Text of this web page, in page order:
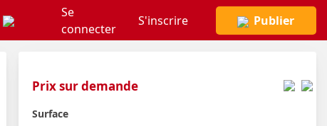
Se
connecter
S'inscrire Publier
Prix sur demande
Surface